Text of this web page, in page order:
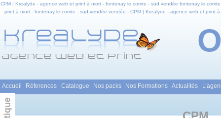
CPM | Krealyde - agence web et print à niort - fontenay le comte - sud vendée fontenay le
print à niort - fontenay le comte - sud vendée vendée - CPM | Krealyde - agence web et
Menu principal
Aller au contenu principal
Aller au contenu secondaire
Accueil Réferences Catalogue Nos packs Nos Formations Actualités